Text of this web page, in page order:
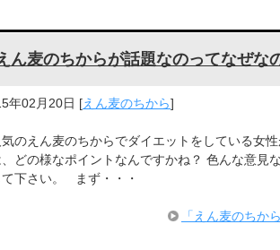
ん麦のちからが話題なのってなぜな
年02月20日 [えん麦のちから]
気のえん麦のちからでダイエットをしている女
、どの様なポイントなんですかね？ 色んな意見
て下さい。 まず・・・
「えん麦のちか